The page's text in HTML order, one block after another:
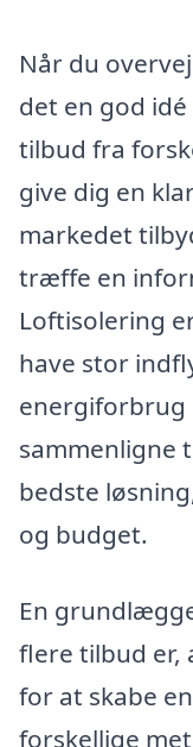
Når du
det en god
tilbud fra
give dig en
markedet
træffe en
Loftisolering
have stor
energiforbrug
sammenligne
bedste
og budget.
En
flere tilbud er,
for at skabe
forskellige